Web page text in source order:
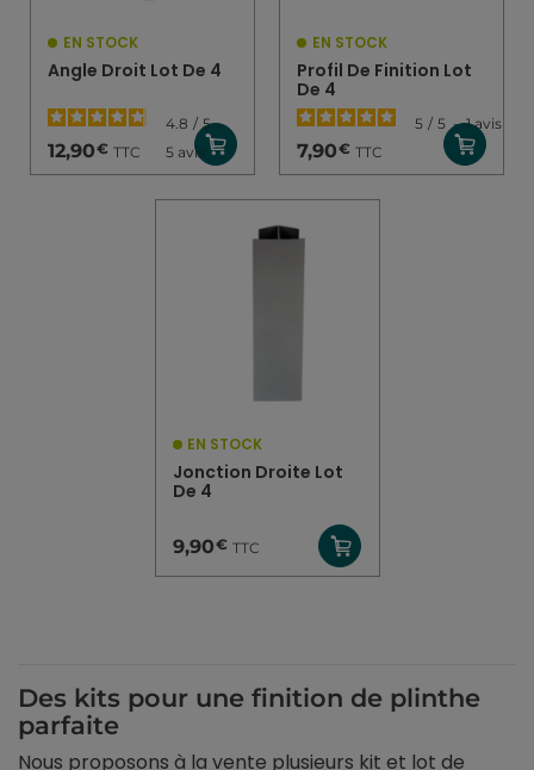
EN STOCK
Angle Droit Lot De 4
4.8 / 5-
5avis
12,90€ TTC
EN STOCK
Profil De Finition Lot
De 4
5 / 5 - 1avis
7,90€ TTC
EN STOCK
Jonction Droite Lot
De 4
9,90€ TTC
Des kits pour une finition de plinthe
parfaite
Nous proposons à la vente plusieurs kit et lot de